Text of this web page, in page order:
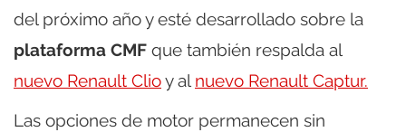
del próximo año y esté desarrollado sobre la
plataforma CMF que también respalda al
nuevo Renault Clioy al nuevo Renault Captur.
Las opciones de motor permanecen sin